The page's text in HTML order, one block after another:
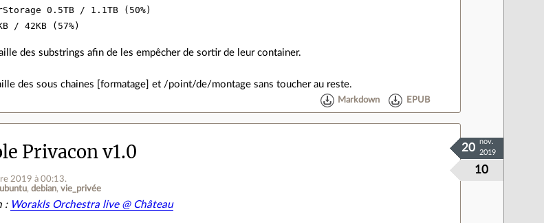
0.5TB / 1.1TB (50%)
des substrings afin de les empêcher de sortir de leur container.
des sous chaines [formatage] et /point/de/montage sans toucher au reste.
Markdown EPUB
Privacon v1.0
2019 à 00:13.
ubuntu debian vie_privée
10
20
nov.
2019
: Worakls Orchestra live @ Château